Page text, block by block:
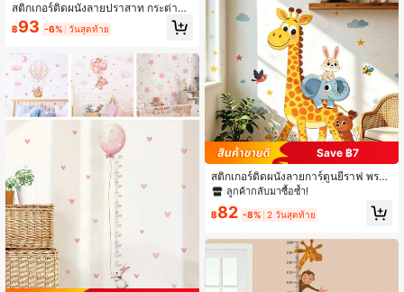
สติกเกอร์ติดผนังลายปราสาท กระต่าย
สายรุ้ง และเมฆ 2 แบบ แบบลอกออกได้
กาวในตัว สำหรับตกแต่งบ้าน ห้องนอนเ
฿93 -6% วันสุดท้าย
Save ฿7
สติกเกอร์ติดผนังลายการ์ตูนยีราฟ พระอ
าทิตย์ เมฆ สำหรับห้องเด็กและโรงเรียน
อนุบาล, สติกเกอร์ตกแต่งผนังแบบมีกาว
ในตัว
ลูกค้ากลับมาซื้อซ้ำ!
฿82 -8% 2 วันสุดท้าย